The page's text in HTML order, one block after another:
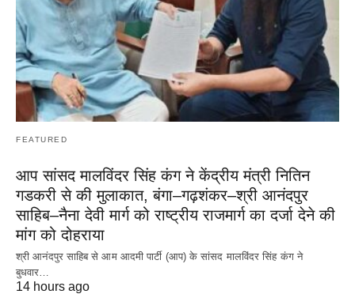
FEATURED
आप सांसद मालविंदर सिंह कंग ने केंद्रीय मंत्री नितिन
गडकरी से की मुलाकात, बंगा–गढ़शंकर–श्री आनंदपुर
साहिब–नैना देवी मार्ग को राष्ट्रीय राजमार्ग का दर्जा देने की
मांग को दोहराया
श्री आनंदपुर साहिब से आम आदमी पार्टी (आप) के सांसद मालविंदर सिंह कंग ने
बुधवार…
14 hours ago